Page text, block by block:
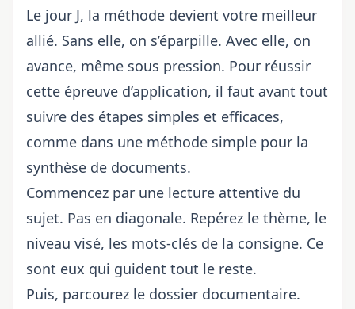
Le jour J, la méthode devient votre meilleur
allié. Sans elle, on s’éparpille. Avec elle, on
avance, même sous pression. Pour réussir
cette épreuve d’application, il faut avant tout
suivre des étapes simples et efficaces,
comme dans une méthode simple pour la
synthèse de documents.
Commencez par une lecture attentive du
sujet. Pas en diagonale. Repérez le thème, le
niveau visé, les mots-clés de la consigne. Ce
sont eux qui guident tout le reste.
Puis, parcourez le dossier documentaire.